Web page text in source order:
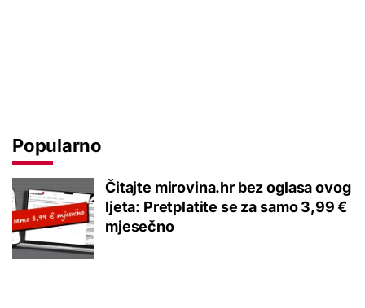
Popularno
Čitajte mirovina.hr bez oglasa ovog
ljeta: Pretplatite se za samo 3,99 €
mjesečno